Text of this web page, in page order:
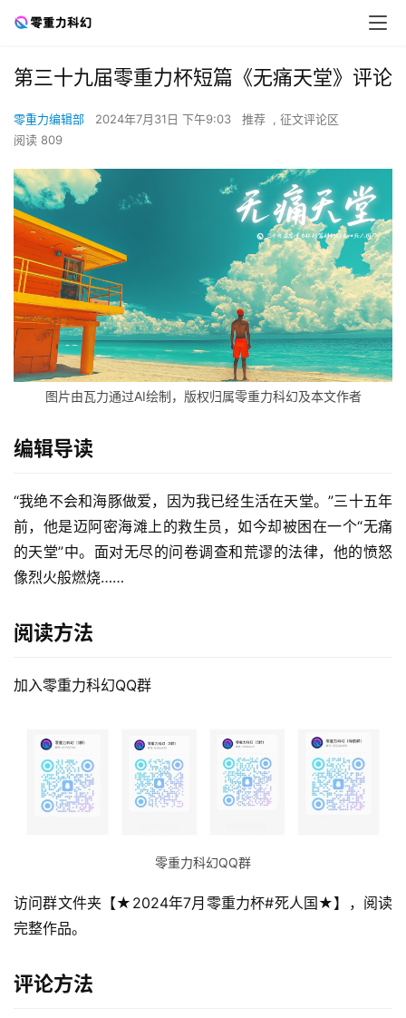
第三十九届零重力杯短篇《无痛天堂》评论
零重力编辑部 2024年7月31日 下午9:03 推荐 , 征文评论区
阅读 809
图片由瓦力通过AI绘制，版权归属零重力科幻及本文作者
编辑导读
“我绝不会和海豚做爱，因为我已经生活在天堂。”三十五年
前，他是迈阿密海滩上的救生员，如今却被困在一个“无痛
的天堂”中。面对无尽的问卷调查和荒谬的法律，他的愤怒
像烈火般燃烧……
阅读方法
加入零重力科幻QQ群
零重力科幻QQ群
访问群文件夹【★2024年7月零重力杯#死人国★】，阅读
完整作品。
评论方法